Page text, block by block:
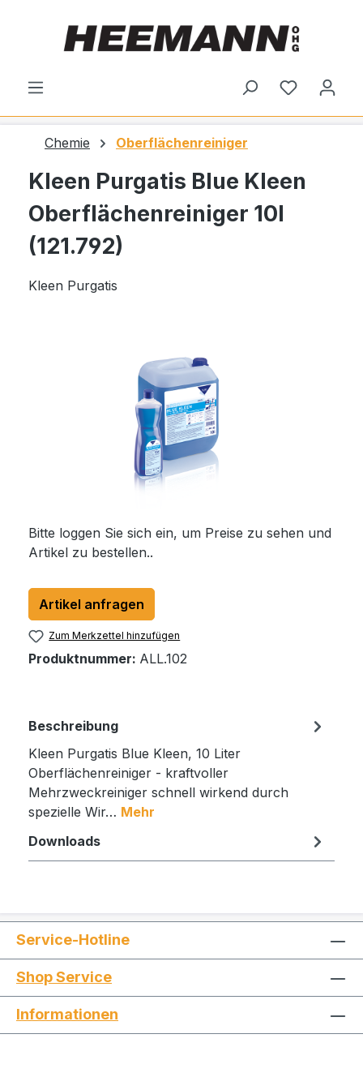
Du hast 0
Chemie Oberflächenreiniger
Kleen Purgatis Blue Kleen
Oberflächenreiniger 10l
(121.792)
Kleen Purgatis
Bitte loggen Sie sich ein, um Preise zu sehen und
Artikel zu bestellen..
Artikel anfragen
Zum Merkzettel hinzufügen
Produktnummer: ALL.102
Beschreibung
Kleen Purgatis Blue Kleen, 10 Liter
Oberflächenreiniger - kraftvoller
Mehrzweckreiniger schnell wirkend durch
spezielle Wir… Mehr
Downloads
Service-Hotline
Shop Service
Informationen